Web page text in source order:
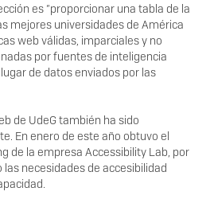
es “proporcionar una tabla de la
mejores universidades de América
web válidas, imparciales y no
por fuentes de inteligencia
de datos enviados por las
de UdeG también ha sido
En enero de este año obtuvo el
de la empresa Accessibility Lab, por
necesidades de accesibilidad